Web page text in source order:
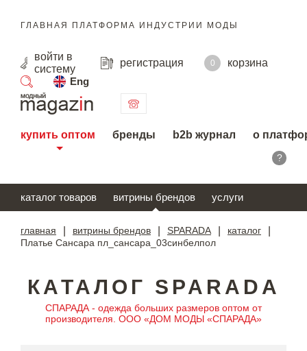
ГЛАВНАЯ ПЛАТФОРМА ИНДУСТРИИ МОДЫ
войти в
систему
регистрация 0
корзина
Eng
поиск
купить оптом бренды b2b журнал о
?
каталог товаров витрины брендов услуги
главная витрины брендов SPARADA каталог
Платье Сансара пл_сансара_03синбелпол
КАТАЛОГ SPARADA
СПАРАДА - одежда больших размеров оптом от
производителя. ООО «ДОМ МОДЫ «СПАРАДА»